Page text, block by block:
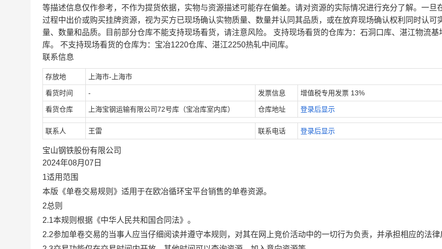
等描述信息仅作参考，不作为提货依据，实物与资源描述可能存在偏差。请对资源的实际情况进行充分了解。一旦
过程中出价或购买挂牌资源，视为买方已现场确认实物质量、数量并认同其品质，或在放弃现场确认权利同时认可
量、数量和品质。目前部分仓库不能支持现场看货，请注意风险。 支持现场看货的仓库为：石洞口库、湛江物流基
库。 不支持现场看货的仓库为：宝冶1220仓库、湛江2250热轧中间库。
联系信息
存放地 上海市-上海市
看货时间 - 发票信息 增值税专用发票 13%
看货仓库 上海宝钢运输有限公司72号库（宝冶库室内库） 仓库地址 登录后显示
联系人 王雷 联系电话 登录后显示
宝山钢铁股份有限公司
2024年08月07日
1适用范围
本版《单卷交易规则》适用于在欧冶循环宝平台销售的单卷资源。
2总则
2.1本规则根据《中华人民共和国合同法》。
2.2参加单卷交易的当事人应当仔细阅读并遵守本规则，对其在网上竞价活动中的一切行为负责，并承担相应的法律